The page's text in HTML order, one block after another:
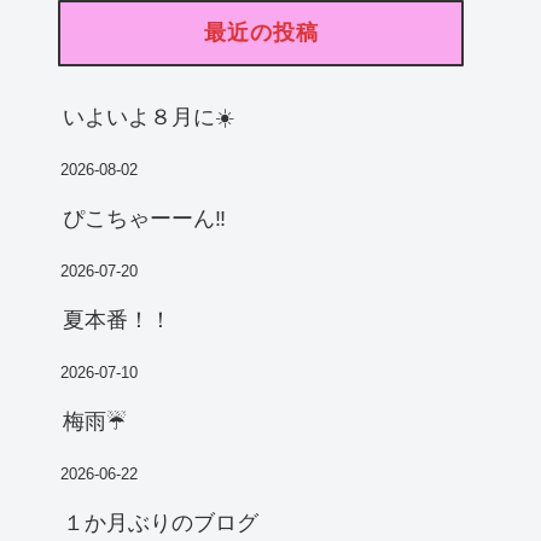
最近の投稿
いよいよ８月に☀️
2026-08-02
ぴこちゃーーん‼️
2026-07-20
夏本番！！
2026-07-10
梅雨☔️
2026-06-22
１か月ぶりのブログ